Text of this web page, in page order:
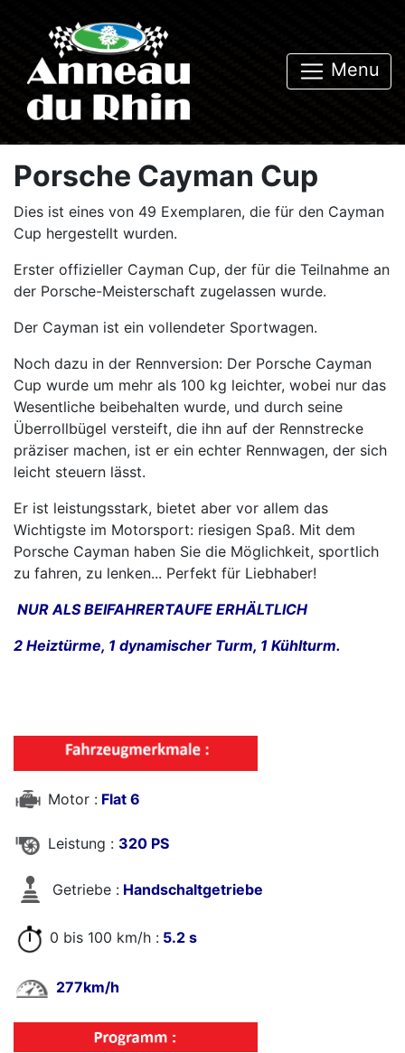
Menu
Porsche Cayman Cup
Dies ist eines von 49 Exemplaren, die für den Cayman
Cup hergestellt wurden.
Erster offizieller Cayman Cup, der für die Teilnahme an
der Porsche-Meisterschaft zugelassen wurde.
Der Cayman ist ein vollendeter Sportwagen.
Noch dazu in der Rennversion: Der Porsche Cayman
Cup wurde um mehr als 100 kg leichter, wobei nur das
Wesentliche beibehalten wurde, und durch seine
Überrollbügel versteift, die ihn auf der Rennstrecke
präziser machen, ist er ein echter Rennwagen, der sich
leicht steuern lässt.
Er ist leistungsstark, bietet aber vor allem das
Wichtigste im Motorsport: riesigen Spaß. Mit dem
Porsche Cayman haben Sie die Möglichkeit, sportlich
zu fahren, zu lenken... Perfekt für Liebhaber!
NUR ALS BEIFAHRERTAUFE ERHÄLTLICH
2 Heiztürme, 1 dynamischer Turm, 1 Kühlturm.
Motor : Flat 6
Leistung : 320 PS
Getriebe : Handschaltgetriebe
0 bis 100 km/h : 5.2 s
277km/h